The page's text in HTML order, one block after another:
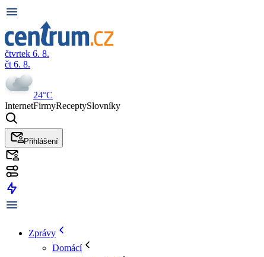
čtvrtek 6. 8.
čt 6. 8.
24°C
InternetFirmyReceptySlovníky
Přihlášení
Zprávy
Domácí